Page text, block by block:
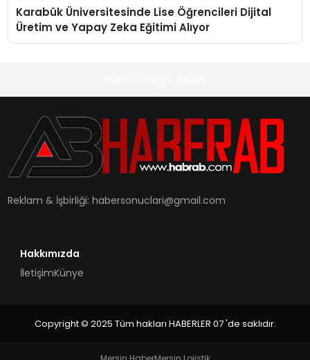
Karabük Üniversitesinde Lise Öğrencileri Dijital
Üretim ve Yapay Zeka Eğitimi Alıyor
Reklam & İşbirliği:habersonuclari@gmail.com
Hakkımızda
İletişimKünye
Copyright © 2025 Tüm hakları HABERLER 07 'de saklıdır.